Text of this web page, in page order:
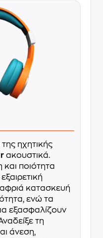
ηχητικής
ακουστικά.
και ποιότητα
κατασκευή
ενώ τα
εξασφαλίζουν
τη
άνεση,